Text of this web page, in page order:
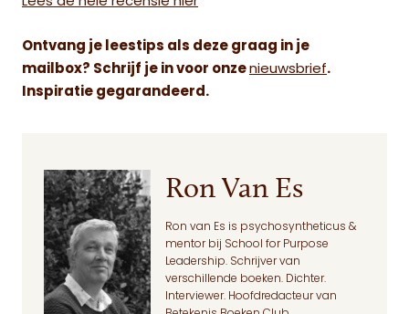
Ontvang je leestips als deze graag in je
mailbox? Schrijf je in voor onze nieuwsbrief.
Inspiratie gegarandeerd.
Ron Van Es
Ron van Es is psychosyntheticus &
mentor bij School for Purpose
Leadership. Schrijver van
verschillende boeken. Dichter.
Interviewer. Hoofdredacteur van